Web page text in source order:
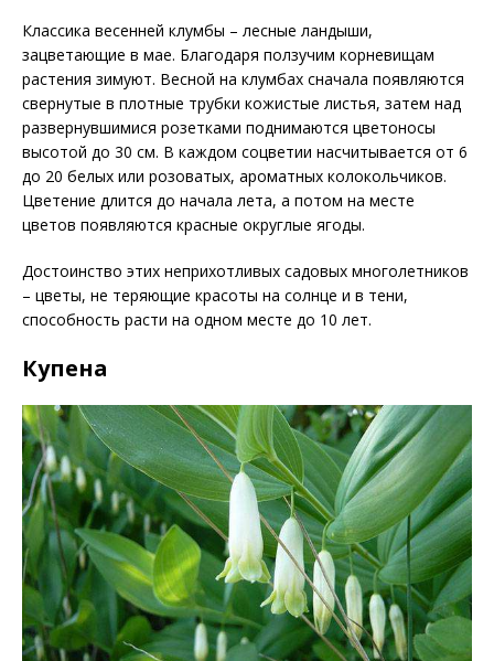
Классика весенней клумбы – лесные ландыши,
зацветающие в мае. Благодаря ползучим корневищам
растения зимуют. Весной на клумбах сначала появляются
свернутые в плотные трубки кожистые листья, затем над
развернувшимися розетками поднимаются цветоносы
высотой до 30 см. В каждом соцветии насчитывается от 6
до 20 белых или розоватых, ароматных колокольчиков.
Цветение длится до начала лета, а потом на месте
цветов появляются красные округлые ягоды.
Достоинство этих неприхотливых садовых многолетников
– цветы, не теряющие красоты на солнце и в тени,
способность расти на одном месте до 10 лет.
Купена